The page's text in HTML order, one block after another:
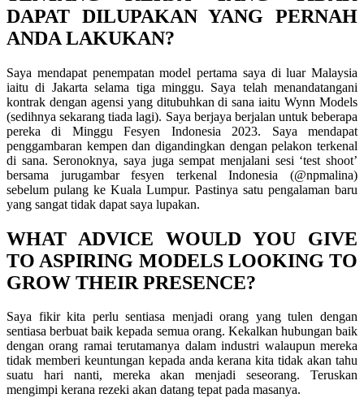
DAPAT DILUPAKAN YANG PERNAH
ANDA LAKUKAN?
Saya mendapat penempatan model pertama saya di luar Malaysia
iaitu di Jakarta selama tiga minggu. Saya telah menandatangani
kontrak dengan agensi yang ditubuhkan di sana iaitu Wynn Models
(sedihnya sekarang tiada lagi). Saya berjaya berjalan untuk beberapa
pereka di Minggu Fesyen Indonesia 2023. Saya mendapat
penggambaran kempen dan digandingkan dengan pelakon terkenal
di sana. Seronoknya, saya juga sempat menjalani sesi ‘test shoot’
bersama jurugambar fesyen terkenal Indonesia (@npmalina)
sebelum pulang ke Kuala Lumpur. Pastinya satu pengalaman baru
yang sangat tidak dapat saya lupakan.
WHAT ADVICE WOULD YOU GIVE
TO ASPIRING MODELS LOOKING TO
GROW THEIR PRESENCE?
Saya fikir kita perlu sentiasa menjadi orang yang tulen dengan
sentiasa berbuat baik kepada semua orang. Kekalkan hubungan baik
dengan orang ramai terutamanya dalam industri walaupun mereka
tidak memberi keuntungan kepada anda kerana kita tidak akan tahu
suatu hari nanti, mereka akan menjadi seseorang. Teruskan
mengimpi kerana rezeki akan datang tepat pada masanya.